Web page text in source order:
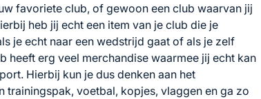
favoriete club, of gewoon een club waarvan jij
heb jij echt een item van je club die je
je echt naar een wedstrijd gaat of als je zelf
heeft erg veel merchandise waarmee jij echt kan
Hierbij kun je dus denken aan het
trainingspak, voetbal, kopjes, vlaggen en ga zo